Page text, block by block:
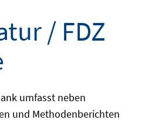
/ FDZ
umfasst neben
und Methodenberichten